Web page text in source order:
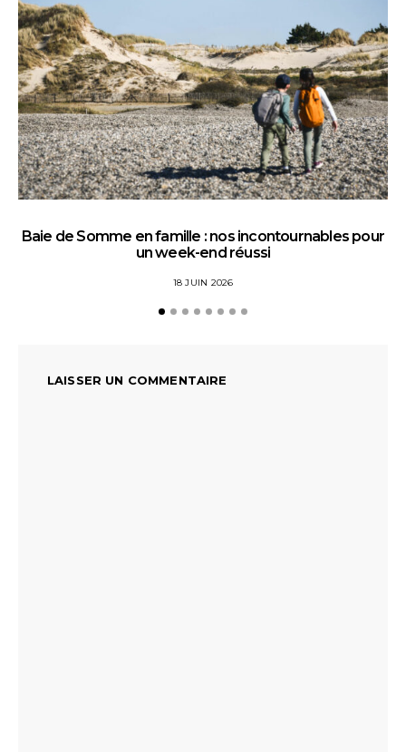
Baie de Somme en famille : nos incontournables pour
un week-end réussi
18 JUIN 2026
LAISSER UN COMMENTAIRE